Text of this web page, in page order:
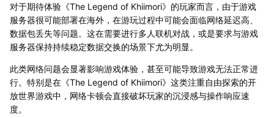
对于期待体验《The Legend of Khiimori》的玩家而言，由于游戏
服务器很可能部署在海外，在游玩过程中可能会面临网络延迟高、
数据包丢失等问题。这在需要进行多人联机对战，或是要求与游戏
服务器保持持续稳定数据交换的场景下尤为明显。
此类网络问题会显著影响游戏体验，甚至可能导致游戏无法正常进
行。特别是在《The Legend of Khiimori》这类注重自由探索的开
放世界游戏中，网络卡顿会直接破坏玩家的沉浸感与操作响应速
度。